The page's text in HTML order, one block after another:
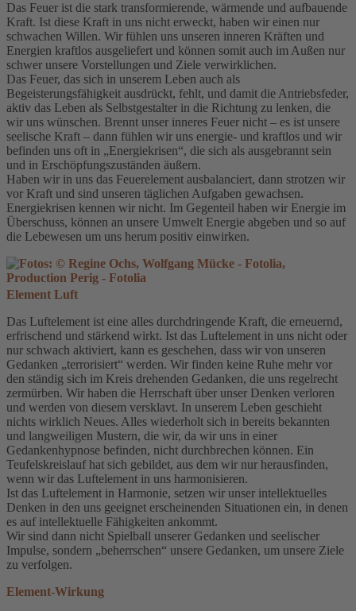
Das Feuer ist die stark transformierende, wärmende und aufbauende
Kraft. Ist diese Kraft in uns nicht erweckt, haben wir einen nur
schwachen Willen. Wir fühlen uns unseren inneren Kräften und
Energien kraftlos ausgeliefert und können somit auch im Außen nur
schwer unsere Vorstellungen und Ziele verwirklichen.
Das Feuer, das sich in unserem Leben auch als
Begeisterungsfähigkeit ausdrückt, fehlt, und damit die Antriebsfeder,
aktiv das Leben als Selbstgestalter in die Richtung zu lenken, die
wir uns wünschen. Brennt unser inneres Feuer nicht – es ist unsere
seelische Kraft – dann fühlen wir uns energie- und kraftlos und wir
befinden uns oft in „Energiekrisen“, die sich als ausgebrannt sein
und in Erschöpfungszuständen äußern.
Haben wir in uns das Feuerelement ausbalanciert, dann strotzen wir
vor Kraft und sind unseren täglichen Aufgaben gewachsen.
Energiekrisen kennen wir nicht. Im Gegenteil haben wir Energie im
Überschuss, können an unsere Umwelt Energie abgeben und so auf
die Lebewesen um uns herum positiv einwirken.
Element Luft
Das Luftelement ist eine alles durchdringende Kraft, die erneuernd,
erfrischend und stärkend wirkt. Ist das Luftelement in uns nicht oder
nur schwach aktiviert, kann es geschehen, dass wir von unseren
Gedanken „terrorisiert“ werden. Wir finden keine Ruhe mehr vor
den ständig sich im Kreis drehenden Gedanken, die uns regelrecht
zermürben. Wir haben die Herrschaft über unser Denken verloren
und werden von diesem versklavt. In unserem Leben geschieht
nichts wirklich Neues. Alles wiederholt sich in bereits bekannten
und langweiligen Mustern, die wir, da wir uns in einer
Gedankenhypnose befinden, nicht durchbrechen können. Ein
Teufelskreislauf hat sich gebildet, aus dem wir nur herausfinden,
wenn wir das Luftelement in uns harmonisieren.
Ist das Luftelement in Harmonie, setzen wir unser intellektuelles
Denken in den uns geeignet erscheinenden Situationen ein, in denen
es auf intellektuelle Fähigkeiten ankommt.
Wir sind dann nicht Spielball unserer Gedanken und seelischer
Impulse, sondern „beherrschen“ unsere Gedanken, um unsere Ziele
zu verfolgen.
Element-Wirkung